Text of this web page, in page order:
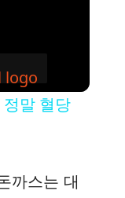
말 혈당
까스는 대